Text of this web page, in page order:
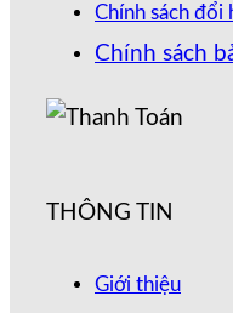
Chính sách đổi
Chính sách
THÔNG TIN
Giới thiệu